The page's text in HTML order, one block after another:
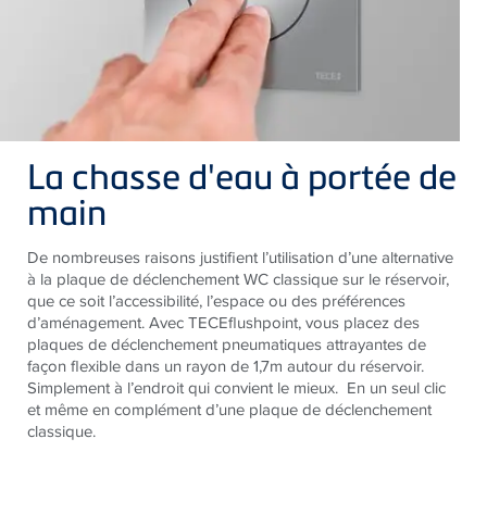
La chasse d'eau à portée de
main
De nombreuses raisons justifient l’utilisation d’une alternative
à la plaque de déclenchement WC classique sur le réservoir,
que ce soit l’accessibilité, l’espace ou des préférences
d’aménagement. Avec TECEflushpoint, vous placez des
plaques de déclenchement pneumatiques attrayantes de
façon flexible dans un rayon de 1,7m autour du réservoir.
Simplement à l’endroit qui convient le mieux. En un seul clic
et même en complément d’une plaque de déclenchement
classique.